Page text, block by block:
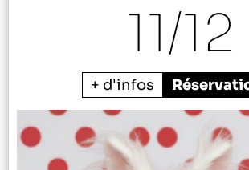
11/12
+ d'infos